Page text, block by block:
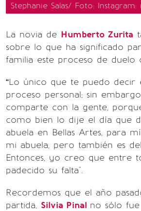
Stephanie Salas/ Foto: Instagram:
La novia de Humberto Zurita
sobre lo que ha significado
familia este proceso de duelo
“Lo único que te puedo decir
proceso personal; sin
comparte con la gente,
como bien lo dije el día que
abuela en Bellas Artes, para
mi abuela, pero también es
Entonces, yo creo que entre
padecido su falta".
Recordemos que el año
partida, Silvia Pinal no sólo